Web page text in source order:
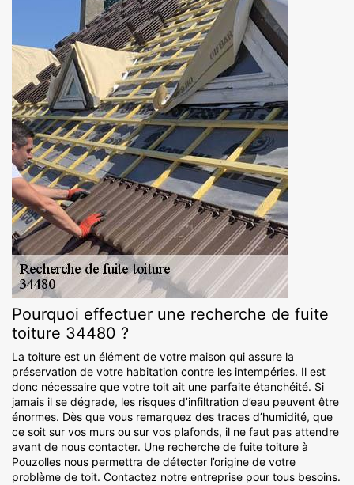
Pourquoi effectuer une recherche de fuite
toiture 34480 ?
La toiture est un élément de votre maison qui assure la
préservation de votre habitation contre les intempéries. Il est
donc nécessaire que votre toit ait une parfaite étanchéité. Si
jamais il se dégrade, les risques d’infiltration d’eau peuvent être
énormes. Dès que vous remarquez des traces d’humidité, que
ce soit sur vos murs ou sur vos plafonds, il ne faut pas attendre
avant de nous contacter. Une recherche de fuite toiture à
Pouzolles nous permettra de détecter l’origine de votre
problème de toit. Contactez notre entreprise pour tous besoins.